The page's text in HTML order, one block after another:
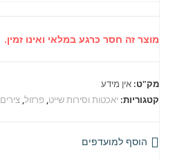
מוצר זה חסר כרגע במלאי ואינו זמין.
מק"ט:אין מידע
קטגוריות: יאכטות וסירות שייט פרזול צירים
הוסף למועדפים